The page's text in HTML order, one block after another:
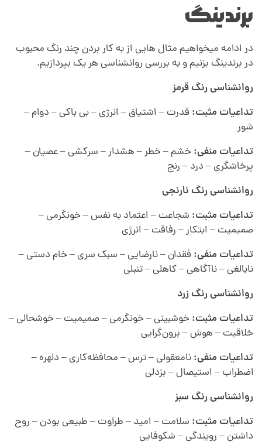
برندینگ
در ادامه میخواهیم مثال هایی از به کار بردن چند رنگ محبوب
در برندینگ بزنیم و به بررسی روانشناسی هر یک بپردازیم.
روانشناسی رنگ قرمز
تداعیات مثبت: قدرت – اشتیاق – انرژی – بی باکی – دوام –
شور
تداعیات منفی: خشم – خطر – هشدار – سرکشی – عصیان –
پرخاشگری – درد – رنج
روانشناسی رنگ نارنجی
تداعیات مثبت: شجاعت – اعتماد به نفس – خونگرمی –
صمیمیت – ابتکار – رفاقت – انرژی
تداعیات منفی: فقدان – نارضایی – سبک سری – خام دستی –
نابالغی – ناآگاهی – کاهلی – تنبلی
روانشناسی رنگزرد
تداعیات مثبت: خوشبینی – خونگرمی – صمیمیت – خوشحالی –
خلاقیت – هوش – برون‌گرایی
تداعیات منفی:نامعقولی – ترس – محافظه‌کاری – دلهره –
اضطراب – استیصال – بزدلی
روانشناسی رنگ سبز
تداعیات مثبت: سلامت – امید – طراوت – طبیعی بودن – روح
داشتن – رویندگی – شکوفایی